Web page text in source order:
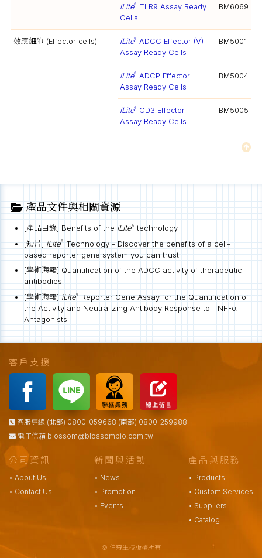
iLite®
TLR9 Assay Ready
Cells
BM6069
效應細胞 (Effector cells) iLite®
ADCC Effector (V)
Assay Ready Cells
BM5001
iLite®
ADCP Effector
Assay Ready Cells
BM5004
iLite®
CD3 Effector
Assay Ready Cells
BM5005
產品文件與相關資源
[產品目錄] Benefits of theiLite®technology
[短片]iLite®Technology - Discover the benefits of a cell-
based reporter gene system you can trust
[學術海報] Quantification of the ADCC activity of therapeutic
antibodies
[學術海報]iLite®Reporter Gene Assay for the Quantification of
the Activity and Neutralizing Antibody Response to TNF-α
Antagonists
公司資訊
• About Us
• Contact Us
新聞與活動
• News
• Promotion
• Events
產品與服務
• Products
• Custom Services
• Suppliers
• Catalog
客戶支援
客服專線 (北部) 0800-059668 (南部) 0800-259988
電子信箱 blossom@blossombio.com.tw
© 伯森生技版權所有